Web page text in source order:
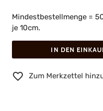
Mindestbestellmenge =
je 10cm.
IN DEN
Zum Merkzettel